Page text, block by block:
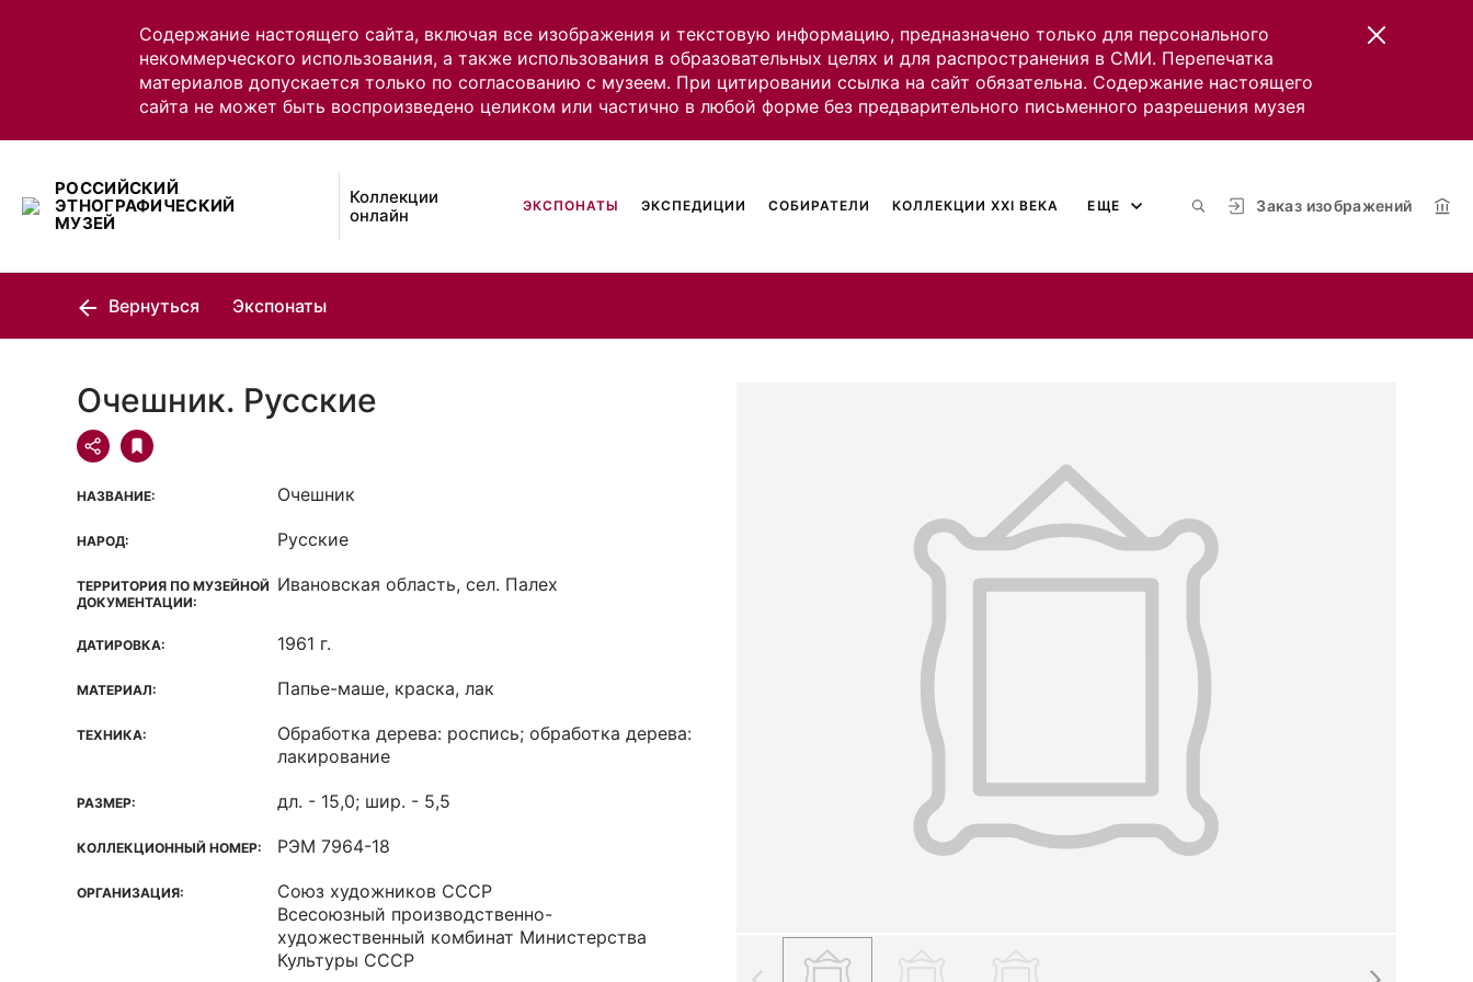
Содержание настоящего сайта, включая все изображения и текстовую информацию, предназначено только для персонального
некоммерческого использования, а также использования в образовательных целях и для распространения в СМИ. Перепечатка
материалов допускается только по согласованию с музеем. При цитировании ссылка на сайт обязательна. Содержание настоящего
сайта не может быть воспроизведено целиком или частично в любой форме без предварительного письменного разрешения музея
РОССИЙСКИЙ
ЭТНОГРАФИЧЕСКИЙ
МУЗЕЙ
Коллекции
онлайн
Заказ изображений
ЭКСПОНАТЫ ЭКСПЕДИЦИИ СОБИРАТЕЛИ КОЛЛЕКЦИИ XXI ВЕКА ЕЩЕ
Вернуться Экспонаты
Очешник. Русские
НАЗВАНИЕ: Очешник
НАРОД: Русские
ТЕРРИТОРИЯ ПО МУЗЕЙНОЙ
ДОКУМЕНТАЦИИ:
Ивановская область, сел. Палех
ДАТИРОВКА: 1961 г.
МАТЕРИАЛ: Папье-маше, краска, лак
ТЕХНИКА:
Обработка дерева: роспись; обработка дерева:
лакирование
РАЗМЕР: дл. - 15,0; шир. - 5,5
КОЛЛЕКЦИОННЫЙ НОМЕР: РЭМ 7964-18
ОРГАНИЗАЦИЯ:
Союз художников СССР
Всесоюзный производственно-
художественный комбинат Министерства
Культуры СССР